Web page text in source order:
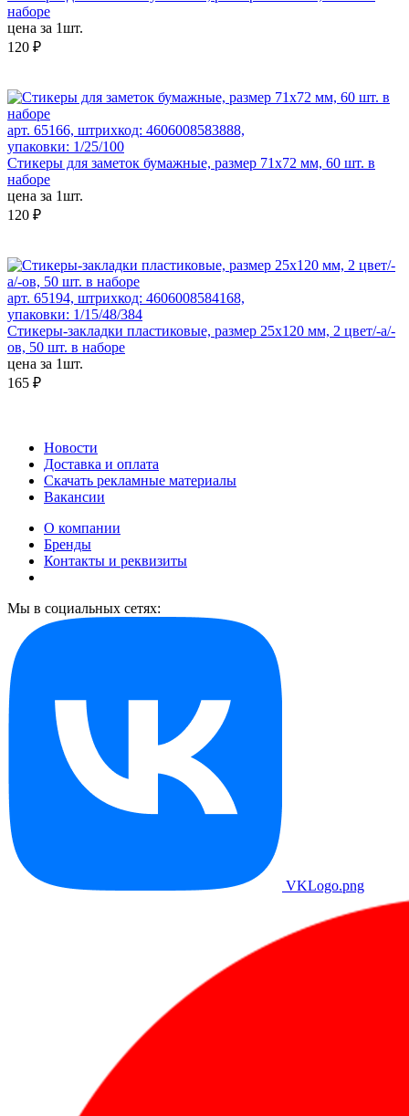
наборе
цена за 1шт.
120 ₽
арт. 65166, штрихкод: 4606008583888,
упаковки: 1/25/100
Стикеры для заметок бумажные, размер 71х72 мм, 60 шт. в
наборе
цена за 1шт.
120 ₽
арт. 65194, штрихкод: 4606008584168,
упаковки: 1/15/48/384
Стикеры-закладки пластиковые, размер 25х120 мм, 2 цвет/-а/-
ов, 50 шт. в наборе
цена за 1шт.
165 ₽
Новости
Доставка и оплата
Скачать рекламные материалы
Вакансии
О компании
Бренды
Контакты и реквизиты
Мы в социальных сетях:
VKLogo.png